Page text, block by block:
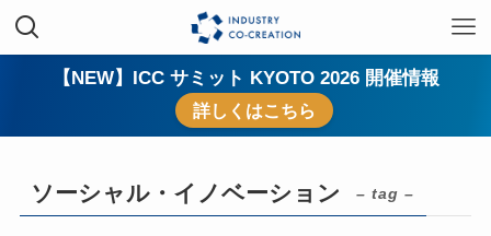
【NEW】ICC サミット KYOTO 2026 開催情報
詳しくはこちら
ソーシャル・イノベーション – tag –